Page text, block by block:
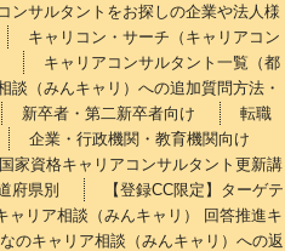
ンサルタントをお探しの企業や法人様
キャリコン・サーチ（キャリアコン
キャリアコンサルタント一覧（都
談（みんキャリ）への追加質問方法・
新卒者・第二新卒者向け
転職
企業・行政機関・教育機関向け
国家資格キャリアコンサルタント更新講
府県別
【登録CC限定】ターゲテ
ャリア相談（みんキャリ） 回答推進キ
のキャリア相談（みんキャリ）への返